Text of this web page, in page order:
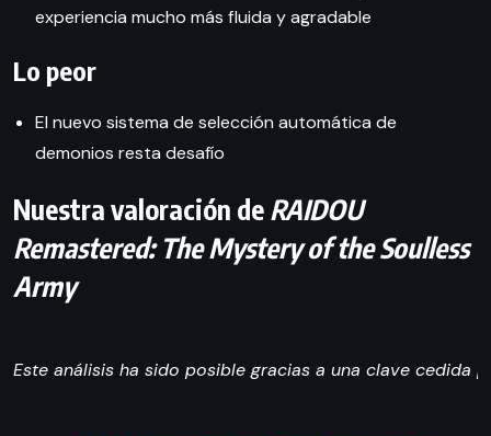
experiencia mucho más fluida y agradable
Lo peor
El nuevo sistema de selección automática de
demonios resta desafío
Nuestra valoración deRAIDOU
Remastered: The Mystery of the Soulless
Army
Este análisis ha sido posible gracias a una clave cedida